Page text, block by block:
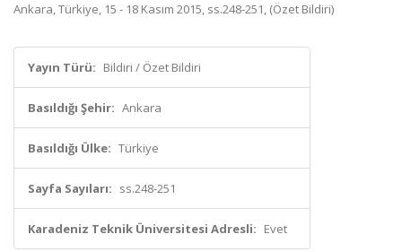
Ankara, Türkiye, 15 - 18 Kasım 2015, ss.248-251, (Özet Bildiri)
Yayın Türü: Bildiri / Özet Bildiri
Basıldığı Şehir: Ankara
Basıldığı Ülke: Türkiye
Sayfa Sayıları: ss.248-251
Karadeniz Teknik Üniversitesi Adresli: Evet